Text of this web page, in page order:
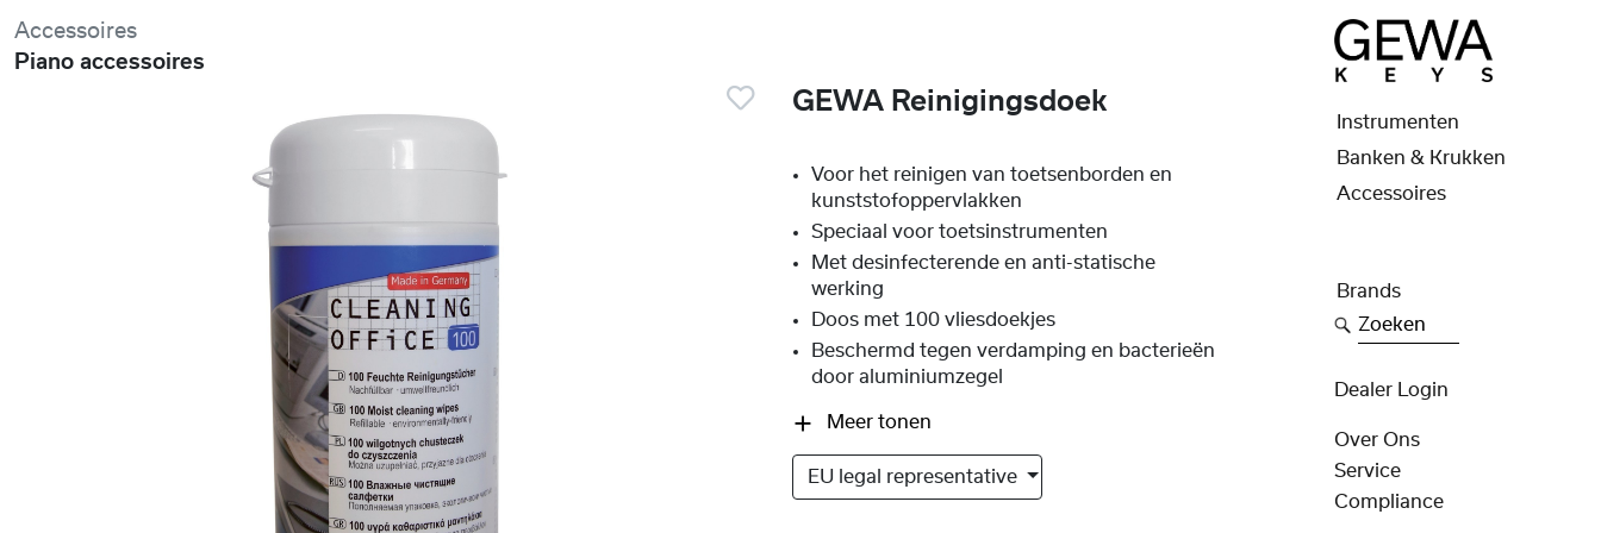
Accessoires
Piano accessoires
GEWA Reinigingsdoek
Voor het reinigen van toetsenborden en
kunststofoppervlakken
Speciaal voor toetsinstrumenten
Met desinfecterende en anti-statische
werking
Doos met 100 vliesdoekjes
Beschermd tegen verdamping en bacterieën
door aluminiumzegel
Meer tonen
EU legal representative
Instrumenten
Banken & Krukken
Accessoires
Brands
Zoeken
Dealer Login
Over Ons
Service
Compliance